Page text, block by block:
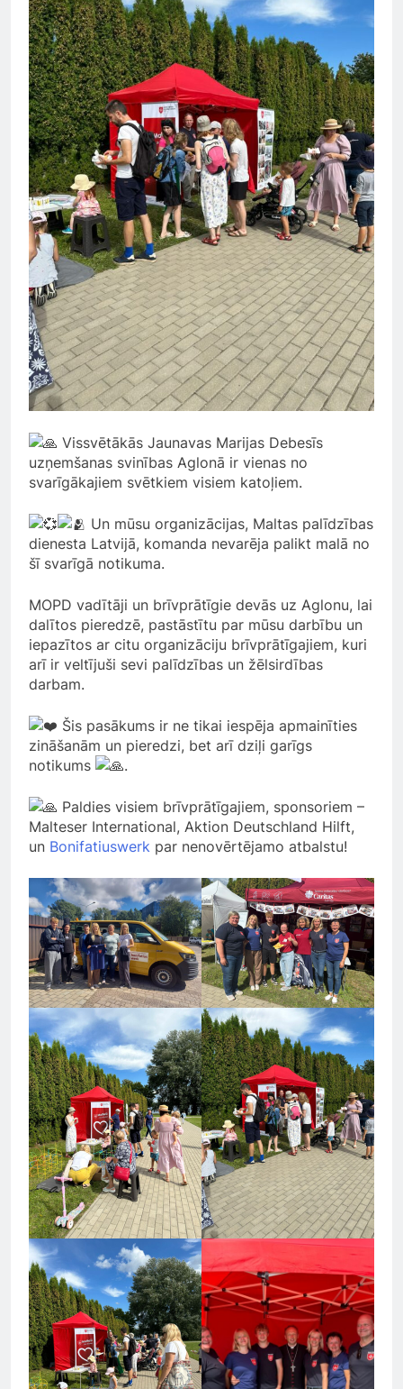
Vissvētākās Jaunavas Marijas Debesīs
uzņemšanas svinības Aglonā ir vienas no
svarīgākajiem svētkiem visiem katoļiem.
Un mūsu organizācijas, Maltas palīdzības
dienesta Latvijā, komanda nevarēja palikt malā no
šī svarīgā notikuma.
MOPD vadītāji un brīvprātīgie devās uz Aglonu, lai
dalītos pieredzē, pastāstītu par mūsu darbību un
iepazītos ar citu organizāciju brīvprātīgajiem, kuri
arī ir veltījuši sevi palīdzības un žēlsirdības
darbam.
Šis pasākums ir ne tikai iespēja apmainīties
zināšanām un pieredzi, bet arī dziļi garīgs
notikums
.
Paldies visiem brīvprātīgajiem, sponsoriem –
Malteser International, Aktion Deutschland Hilft,
un Bonifatiuswerk par nenovērtējamo atbalstu!